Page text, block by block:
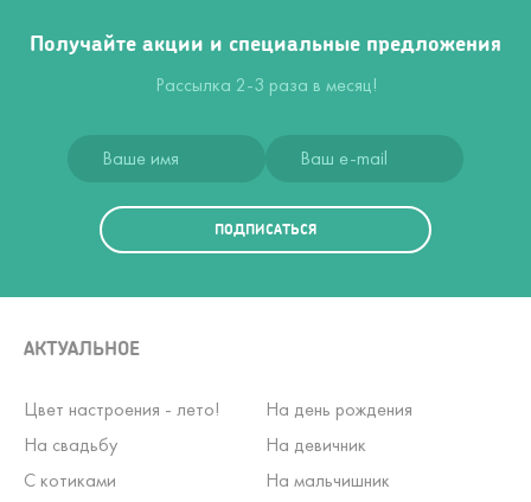
Получайте акции и специальные предложения
Рассылка 2-3 раза в месяц!
ПОДПИСАТЬСЯ
АКТУАЛЬНОЕ
Цвет настроения - лето!
На день рождения
На свадьбу
На девичник
С котиками
На мальчишник